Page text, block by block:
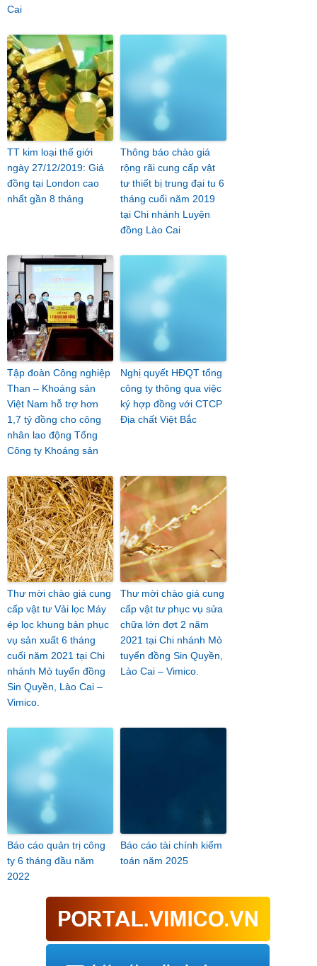
Cai
TT kim loại thế giới
ngày 27/12/2019: Giá
đồng tại London cao
nhất gần 8 tháng
Thông báo chào giá
rộng rãi cung cấp vật
tư thiết bị trung đại tu 6
tháng cuối năm 2019
tại Chi nhánh Luyện
đồng Lào Cai
Tập đoàn Công nghiệp
Than – Khoáng sản
Việt Nam hỗ trợ hơn
1,7 tỷ đồng cho công
nhân lao động Tổng
Công ty Khoáng sản
Nghị quyết HĐQT tổng
công ty thông qua việc
ký hợp đồng với CTCP
Địa chất Việt Bắc
Thư mời chào giá cung
cấp vật tư Vải lọc Máy
ép lọc khung bản phục
vụ sản xuất 6 tháng
cuối năm 2021 tại Chi
nhánh Mỏ tuyển đồng
Sin Quyền, Lào Cai –
Vimico.
Thư mời chào giá cung
cấp vật tư phục vụ sửa
chữa lớn đợt 2 năm
2021 tại Chi nhánh Mỏ
tuyển đồng Sin Quyền,
Lào Cai – Vimico.
Báo cáo quản trị công
ty 6 tháng đầu năm
2022
Báo cáo tài chính kiểm
toán năm 2025